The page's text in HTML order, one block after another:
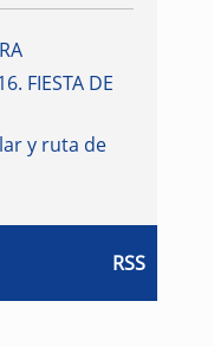
. FIESTA DE
y ruta de
RSS